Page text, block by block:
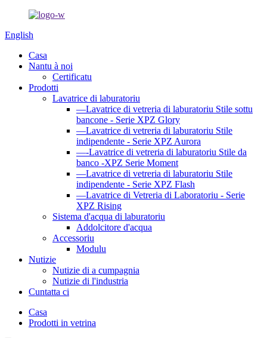
English
Casa
Nantu à noi
Certificatu
Prodotti
Lavatrice di laburatoriu
—Lavatrice di vetreria di laburatoriu Stile sottu
bancone - Serie XPZ Glory
—Lavatrice di vetreria di laburatoriu Stile
indipendente - Serie XPZ Aurora
—-Lavatrice di vetreria di laburatoriu Stile da
banco -XPZ Serie Moment
—Lavatrice di vetreria di laburatoriu Stile
indipendente - Serie XPZ Flash
—Lavatrice di Vetreria di Laboratoriu - Serie
XPZ Rising
Sistema d'acqua di laburatoriu
Addolcitore d'acqua
Accessoriu
Modulu
Nutizie
Nutizie di a cumpagnia
Nutizie di l'industria
Cuntatta ci
Casa
Prodotti in vetrina